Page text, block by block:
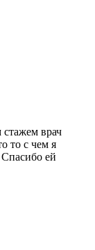
врач
то с чем я
ей